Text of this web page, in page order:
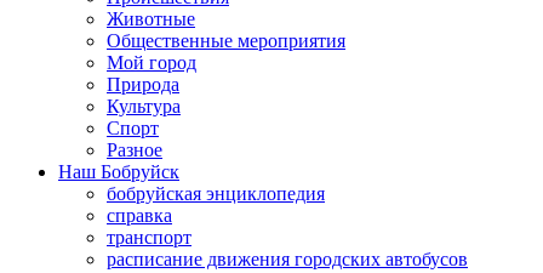
Животные
Общественные мероприятия
Мой город
Природа
Культура
Спорт
Разное
Наш Бобруйск
бобруйская энциклопедия
справка
транспорт
расписание движения городских автобусов